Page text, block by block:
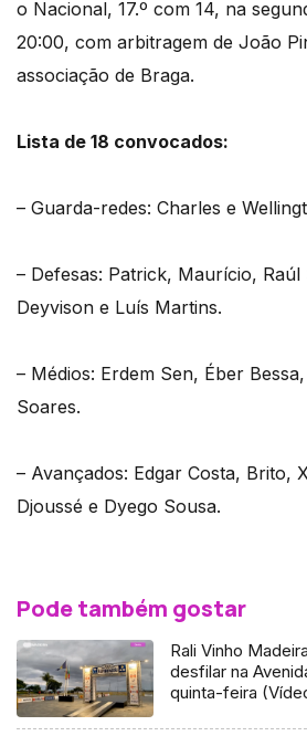
o Nacional, 17.º com 14, na
20:00, com arbitragem de João
associação de Braga.
Lista de 18 convocados:
– Guarda-redes: Charles e
– Defesas: Patrick, Maurício, Raúl
Deyvison e Luís Martins.
– Médios: Erdem Sen, Éber
Soares.
– Avançados: Edgar Costa, Brito,
Djoussé e Dyego Sousa.
Pode também gostar
Rali Vinho
desfilar na
quinta-feira